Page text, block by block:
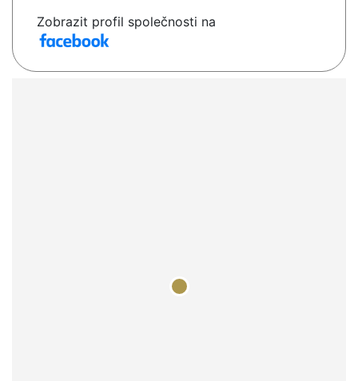
Zobrazit profil společnosti na